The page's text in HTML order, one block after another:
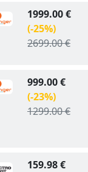
1999.00 €
(-25%)
2699.00 €
999.00 €
(-23%)
1299.00 €
159.98 €